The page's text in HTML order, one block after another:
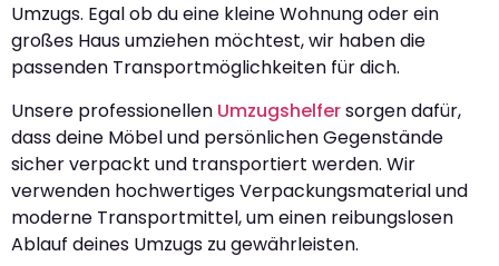
Umzugs. Egal ob du eine kleine Wohnung oder ein
großes Haus umziehen möchtest, wir haben die
passenden Transportmöglichkeiten für dich.
Unsere professionellen Umzugshelfersorgen dafür,
dass deine Möbel und persönlichen Gegenstände
sicher verpackt und transportiert werden. Wir
verwenden hochwertiges Verpackungsmaterial und
moderne Transportmittel, um einen reibungslosen
Ablauf deines Umzugs zu gewährleisten.